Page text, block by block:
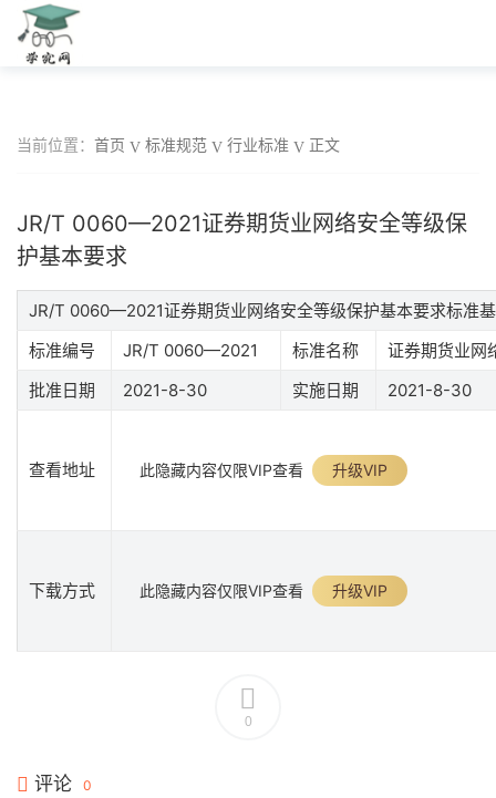
当前位置： 首页 标准规范 行业标准 正文
JR/T 0060—2021证券期货业网络安全等级保
护基本要求
JR/T 0060—2021证券期货业网络安全等级保护基本要求标准
标准编号
JR/T 0060—2021 标准名称
证券期货业网
批准日期
2021-8-30 实施日期 2021-8-30
查看地址 此隐藏内容仅限VIP查看 升级VIP
下载方式 此隐藏内容仅限VIP查看 升级VIP
0
评论 0